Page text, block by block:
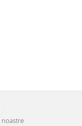
noastre